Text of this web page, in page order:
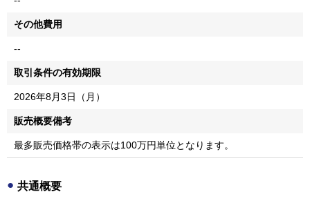
その他費用
--
取引条件の有効期限
2026年8月3日（月）
販売概要備考
最多販売価格帯の表示は100万円単位となります。
共通概要